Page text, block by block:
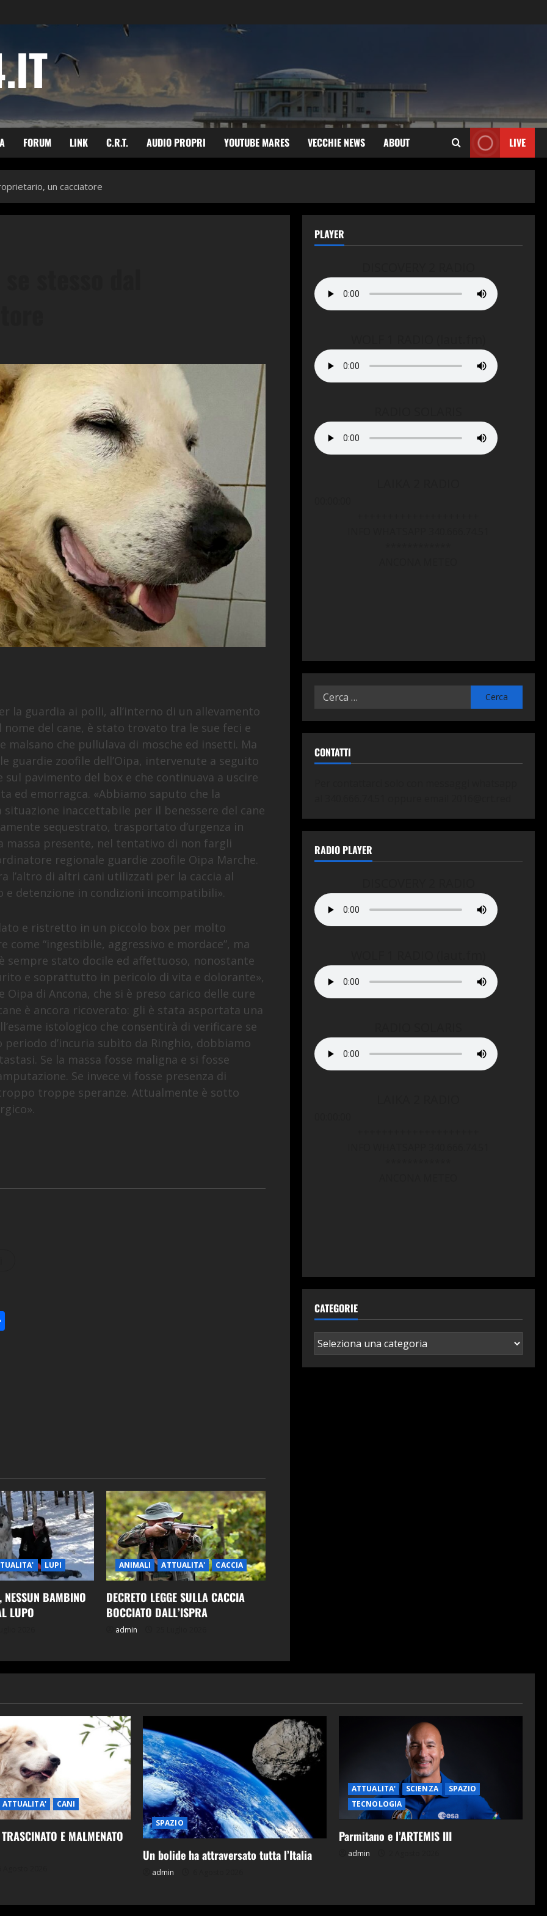
FORUM LINK C.R.T. AUDIO PROPRI YOUTUBE MARES VECCHIE NEWS ABOUT LIVE
un cacciatore
la guardia ai polli, all’interno di un allevamento
del cane, è stato trovato tra le sue feci e
che pullulava di mosche ed insetti. Ma
guardie zoofile dell’Oipa, intervenute a seguito
pavimento del box e che continuava a uscire
ed emorragca. «Abbiamo saputo che la
inaccettabile per il benessere del cane
sequestrato, trasportato d’urgenza in
presente, nel tentativo di non fargli
regionale guardie zoofile Oipa Marche.
di altri cani utilizzati per la caccia al
detenzione in condizioni incompatibili».
e ristretto in un piccolo box per molto
“ingestibile, aggressivo e mordace”, ma
sempre stato docile ed affettuoso, nonostante
e soprattutto in pericolo di vita e dolorante»,
di Ancona, che si è preso carico delle cure
è ancora ricoverato: gli è stata asportata una
istologico che consentirà di verificare se
d’incuria subìto da Ringhio, dobbiamo
Se la massa fosse maligna e si fosse
Se invece vi fosse presenza di
troppe speranze. Attualmente è sotto
LUPI
NESSUN BAMBINO
LUPO
ANIMALI ATTUALITA' CACCIA
DECRETO LEGGE SULLA CACCIA
BOCCIATO DALL’ISPRA
admin
PLAYER
Ricerca
CONTATTI
RADIO PLAYER
CATEGORIE
Categorie
ATTUALITA' CANI
E MALMENATO
SPAZIO
Un bolide ha attraversato tutta l’Italia
admin
ATTUALITA' SCIENZA
SPAZIO
TECNOLOGIA
Parmitano e l’ARTEMIS III
admin